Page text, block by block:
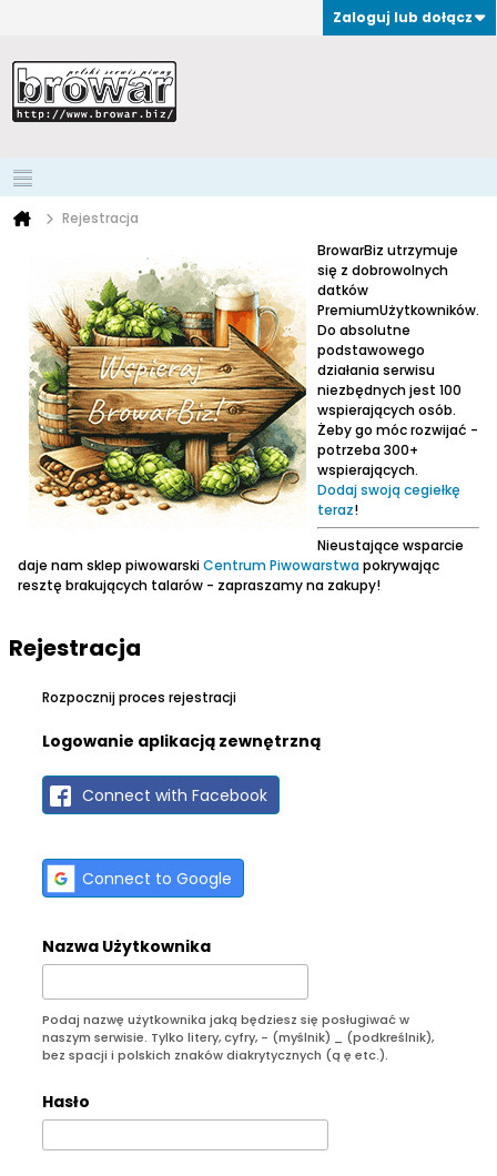
Zaloguj lub dołącz
Rejestracja
BrowarBiz utrzymuje
się z dobrowolnych
datków
PremiumUżytkowników.
Do absolutne
podstawowego
działania serwisu
niezbędnych jest 100
wspierających osób.
Żeby go móc rozwijać -
potrzeba 300+
wspierających.
Dodaj swoją cegiełkę
teraz!
Nieustające wsparcie
daje nam sklep piwowarskiCentrum Piwowarstwapokrywając
resztę brakujących talarów - zapraszamy na zakupy!
Rejestracja
Rozpocznij proces rejestracji
Logowanie aplikacją zewnętrzną
Connect with Facebook
Connect to Google
Nazwa Użytkownika
Podaj nazwę użytkownika jaką będziesz się posługiwać w
naszym serwisie. Tylko litery, cyfry, - (myślnik) _ (podkreślnik),
bez spacji i polskich znaków diakrytycznych (ą ę etc.).
Hasło